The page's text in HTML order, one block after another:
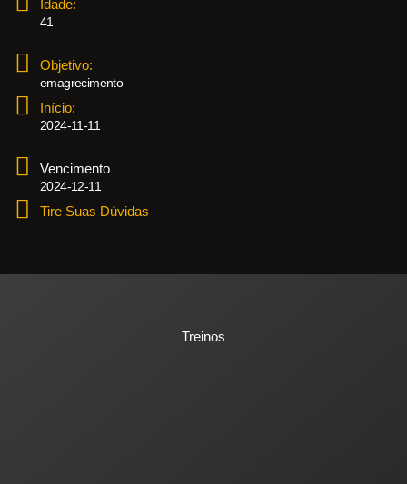
Idade:
41
Objetivo:
emagrecimento
Início:
2024-11-11
Vencimento
2024-12-11
Tire Suas Dúvidas
Treinos